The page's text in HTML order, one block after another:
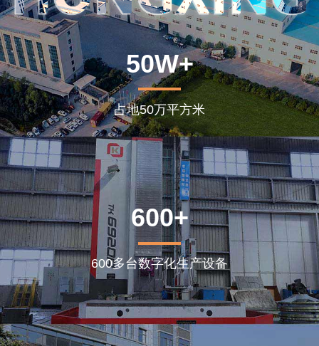
50W+
占地50万平方米
600+
600多台数字化生产设备